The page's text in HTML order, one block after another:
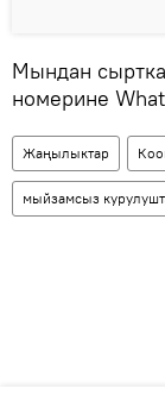
Мындан
номерине
Жаңылыктар
мыйзамсыз